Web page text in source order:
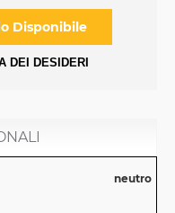
Disponibile
DEI DESIDERI
neutro